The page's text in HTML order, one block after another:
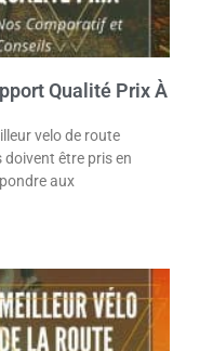
Qualité Prix À
velo de route
être pris en
aux